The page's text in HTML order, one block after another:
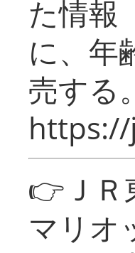
た情報
に、年
売する
👉ＪＲ
マリオ